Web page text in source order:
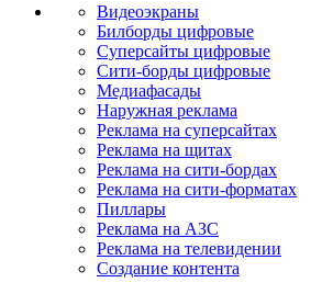
Видеоэкраны
Билборды цифровые
Суперсайты цифровые
Сити-борды цифровые
Медиафасады
Наружная реклама
Реклама на суперсайтах
Реклама на щитах
Реклама на сити-бордах
Реклама на сити-форматах
Пиллары
Реклама на АЗС
Реклама на телевидении
Создание контента